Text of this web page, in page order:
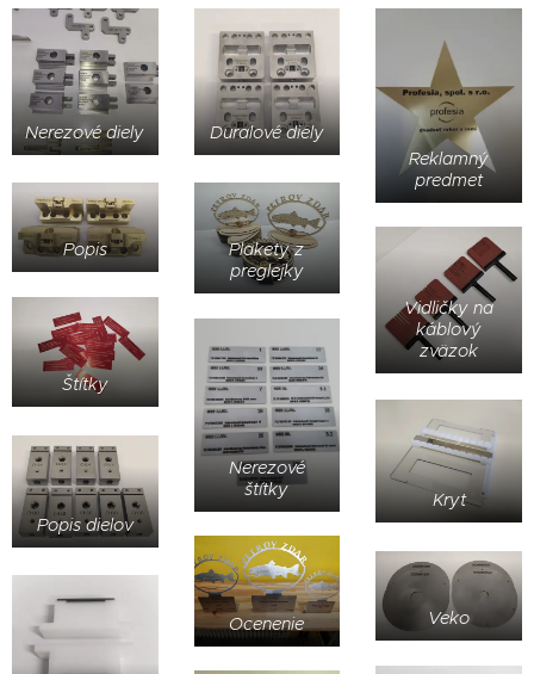
Nerezové diely
Duralové diely
Reklamný
predmet
Popis
Plakety z
preglejky
Vidličky na
káblový
zväzok
Štítky
Nerezové
štítky
Kryt
Popis dielov
Ocenenie Veko